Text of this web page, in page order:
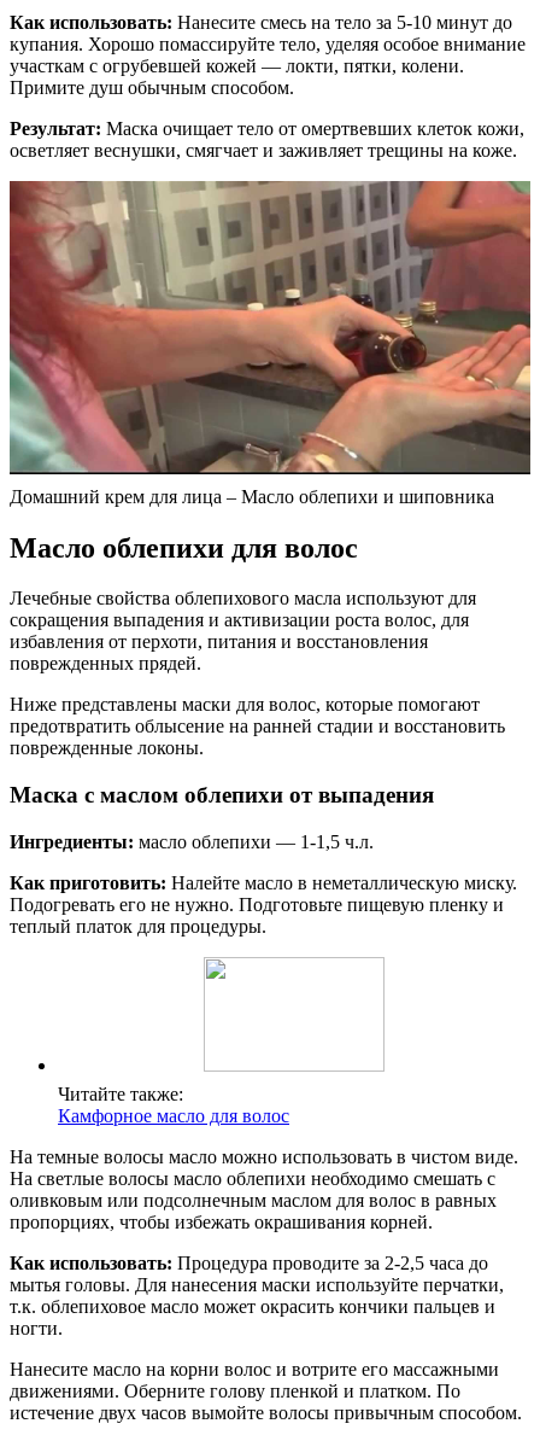
Как использовать: Нанесите смесь на тело за 5-10 минут до
купания. Хорошо помассируйте тело, уделяя особое внимание
участкам с огрубевшей кожей — локти, пятки, колени.
Примите душ обычным способом.
Результат: Маска очищает тело от омертвевших клеток кожи,
осветляет веснушки, смягчает и заживляет трещины на коже.
Домашний крем для лица – Масло облепихи и шиповника
Масло облепихи для волос
Лечебные свойства облепихового масла используют для
сокращения выпадения и активизации роста волос, для
избавления от перхоти, питания и восстановления
поврежденных прядей.
Ниже представлены маски для волос, которые помогают
предотвратить облысение на ранней стадии и восстановить
поврежденные локоны.
Маска с маслом облепихи от выпадения
Ингредиенты: масло облепихи — 1-1,5 ч.л.
Как приготовить: Налейте масло в неметаллическую миску.
Подогревать его не нужно. Подготовьте пищевую пленку и
теплый платок для процедуры.
Читайте также:
Камфорное масло для волос
На темные волосы масло можно использовать в чистом виде.
На светлые волосы масло облепихи необходимо смешать с
оливковым или подсолнечным маслом для волос в равных
пропорциях, чтобы избежать окрашивания корней.
Как использовать: Процедура проводите за 2-2,5 часа до
мытья головы. Для нанесения маски используйте перчатки,
т.к. облепиховое масло может окрасить кончики пальцев и
ногти.
Нанесите масло на корни волос и вотрите его массажными
движениями. Оберните голову пленкой и платком. По
истечение двух часов вымойте волосы привычным способом.